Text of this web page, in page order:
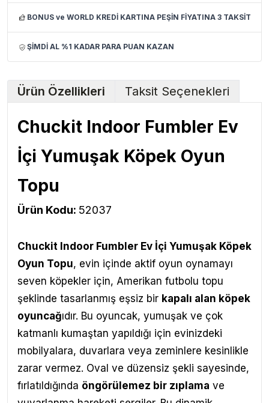
BONUS ve WORLD KREDİ KARTINA PEŞİN FİYATINA 3 TAKSİT
ŞİMDİ AL %1 KADAR PARA PUAN KAZAN
Ürün Özellikleri Taksit Seçenekleri
Chuckit Indoor Fumbler Ev
İçi Yumuşak Köpek Oyun
Topu
Ürün Kodu: 52037
Chuckit Indoor Fumbler Ev İçi Yumuşak Köpek
Oyun Topu, evin içinde aktif oyun oynamayı
seven köpekler için, Amerikan futbolu topu
şeklinde tasarlanmış eşsiz bir kapalı alan köpek
oyuncağıdır. Bu oyuncak, yumuşak ve çok
katmanlı kumaştan yapıldığı için evinizdeki
mobilyalara, duvarlara veya zeminlere kesinlikle
zarar vermez. Oval ve düzensiz şekli sayesinde,
fırlatıldığında öngörülemez bir zıplama ve